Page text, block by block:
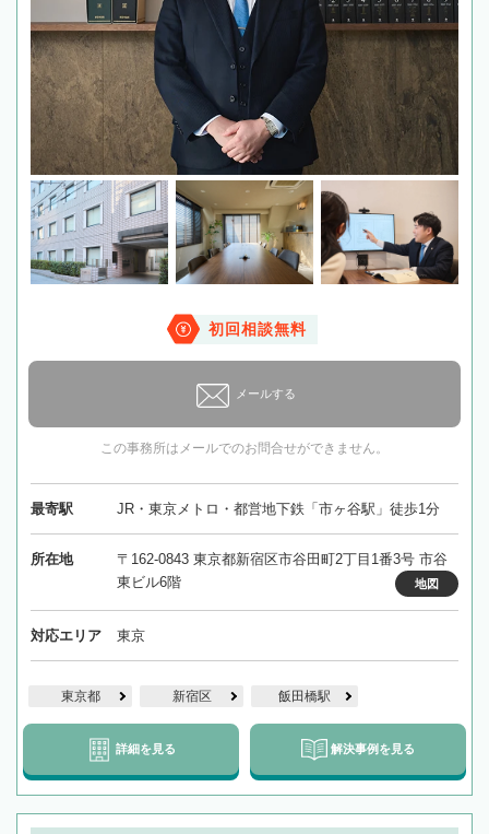
初回相談無料
メールする
この事務所はメールでのお問合せができません。
最寄駅 JR・東京メトロ・都営地下鉄「市ヶ谷駅」徒歩1分
所在地
〒162-0843 東京都新宿区市谷田町2丁目1番3号 市谷
東ビル6階
地図
対応エリア 東京
東京都 新宿区 飯田橋駅
詳細を見る 解決事例を見る